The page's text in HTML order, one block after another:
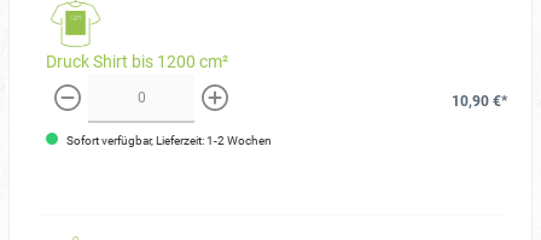
Druck Shirt bis 1200 cm²
weniger mehr
10,90 €*
Sofort verfügbar, Lieferzeit: 1-2 Wochen